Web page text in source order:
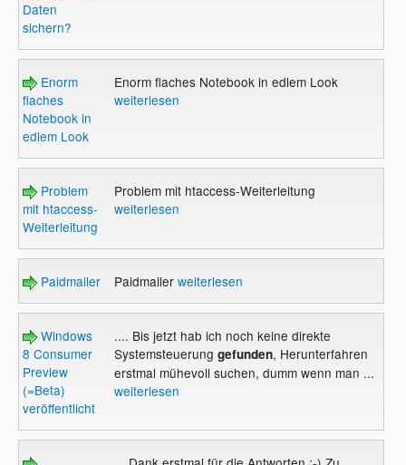
Daten
sichern?
Enorm
flaches
Notebook in
edlem Look
Enorm flaches Notebook in edlem Look
weiterlesen
Problem
mit htaccess-
Weiterleitung
Problem mit htaccess-Weiterleitung
weiterlesen
Paidmailer Paidmailer weiterlesen
Windows
8 Consumer
Preview
(=Beta)
veröffentlicht
.... Bis jetzt hab ich noch keine direkte
Systemsteuerung gefunden, Herunterfahren
erstmal mühevoll suchen, dumm wenn man ...
weiterlesen